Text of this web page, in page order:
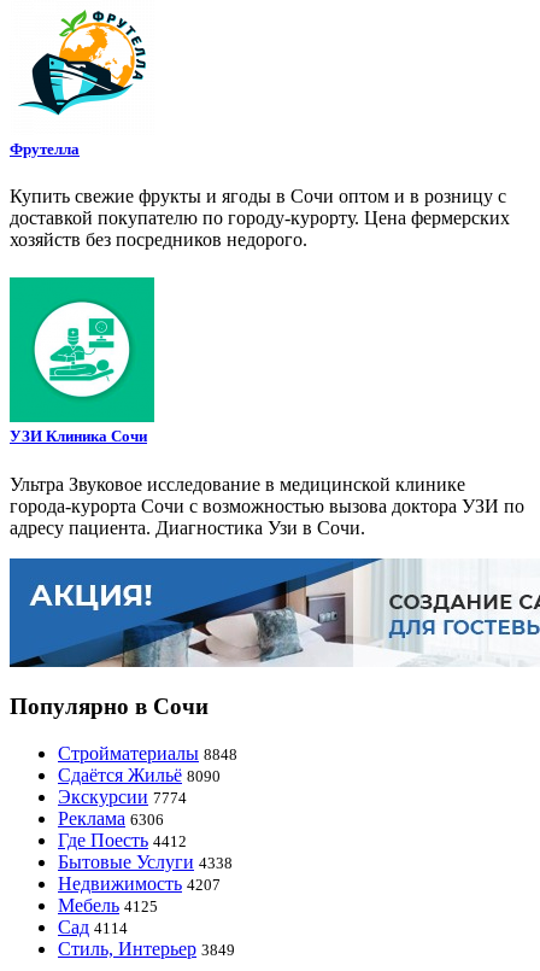
Фрутелла
Купить свежие фрукты и ягоды в Сочи оптом и в розницу с
доставкой покупателю по городу-курорту. Цена фермерских
хозяйств без посредников недорого.
УЗИ Клиника Сочи
Ультра Звуковое исследование в медицинской клинике
города-курорта Сочи с возможностью вызова доктора УЗИ по
адресу пациента. Диагностика Узи в Сочи.
Популярно в Сочи
Стройматериалы 8848
Сдаётся Жильё 8090
Экскурсии 7774
Реклама 6306
Где Поесть 4412
Бытовые Услуги 4338
Недвижимость 4207
Мебель 4125
Сад 4114
Стиль, Интерьер 3849